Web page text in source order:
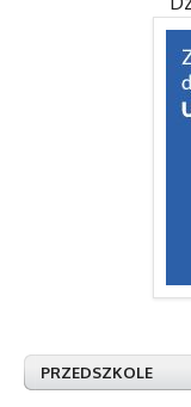
PRZEDSZKOLE